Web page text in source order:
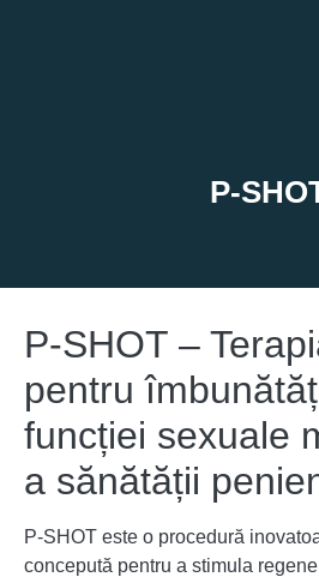
P-
P-SHOT –
pentru
funcției sexuale
a sănătății
P-SHOT este o procedură
concepută pentru a stimula